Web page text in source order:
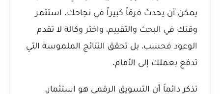
يمكن أن يحدث فرقاً كبيراً في نجاحك. استثمر
وقتك في البحث والتقييم، واختر وكالة لا تقدم
الوعود فحسب، بل تحقق النتائج الملموسة التي
تدفع بعملك إلى الأمام.
تذكر دائماً أن التسويق الرقمي هو استثمار،